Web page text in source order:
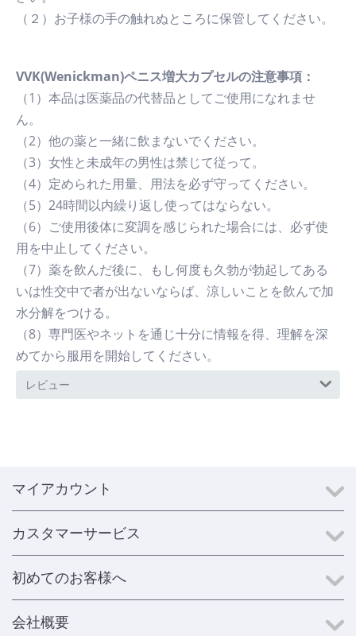
（２）お子様の手の触れぬところに保管してください。
VVK(Wenickman)ペニス増大カプセルの注意事項：
（1）本品は医薬品の代替品としてご使用になれませ
ん。
（2）他の薬と一緒に飲まないでください。
（3）女性と未成年の男性は禁じて従って。
（4）定められた用量、用法を必ず守ってください。
（5）24時間以内繰り返し使ってはならない。
（6）ご使用後体に変調を感じられた場合には、必ず使
用を中止してください。
（7）薬を飲んだ後に、もし何度も久勃が勃起してある
いは性交中で者が出ないならば、涼しいことを飲んで加
水分解をつける。
（8）専門医やネットを通じ十分に情報を得、理解を深
めてから服用を開始してください。
レビュー
マイアカウント
カスタマーサービス
初めてのお客様へ
会社概要